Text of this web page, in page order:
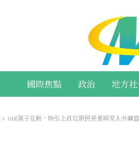
國際焦點 政治 地方
out親子互動，吸引上百位原民長者與家人共襄